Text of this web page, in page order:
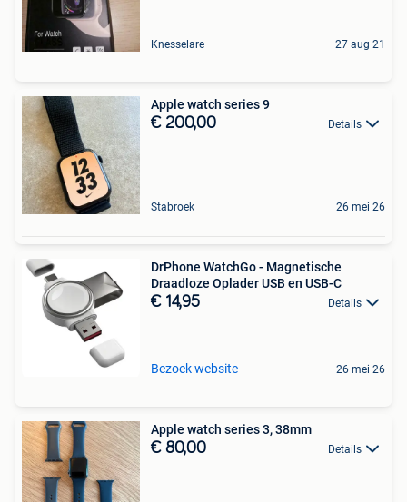
Knesselare 27 aug 21
Apple watch series 9
€ 200,00 Details
Stabroek 26 mei 26
DrPhone WatchGo - Magnetische
Draadloze Oplader USB en USB-C
€ 14,95 Details
Bezoek website 26 mei 26
Apple watch series 3, 38mm
€ 80,00 Details